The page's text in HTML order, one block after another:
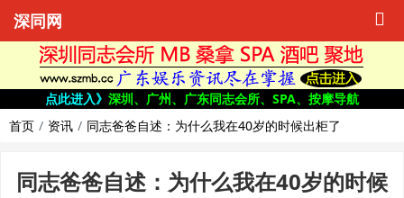
深同网
点此进入》 深圳、广州、广东同志会所、SPA、按摩导航
首页
资讯 同志爸爸自述：为什么我在40岁的时候出柜了
同志爸爸自述：为什么我在40岁的时候